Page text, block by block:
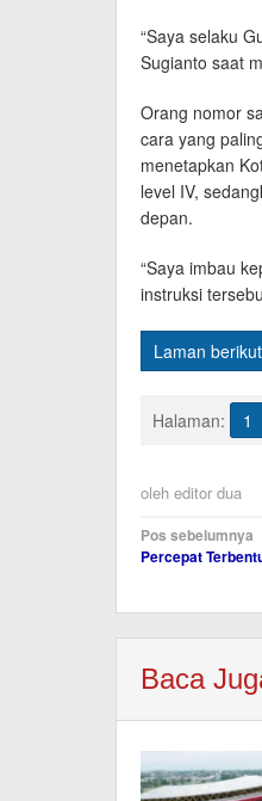
“Saya selaku
Sugianto saat
Orang nomor
cara yang
menetapkan
level IV,
depan.
“Saya imbau
instruksi
Laman
Halaman: 1
oleh editor dua
Navigasi
pos
Pos sebelumnya
Percepat
Baca